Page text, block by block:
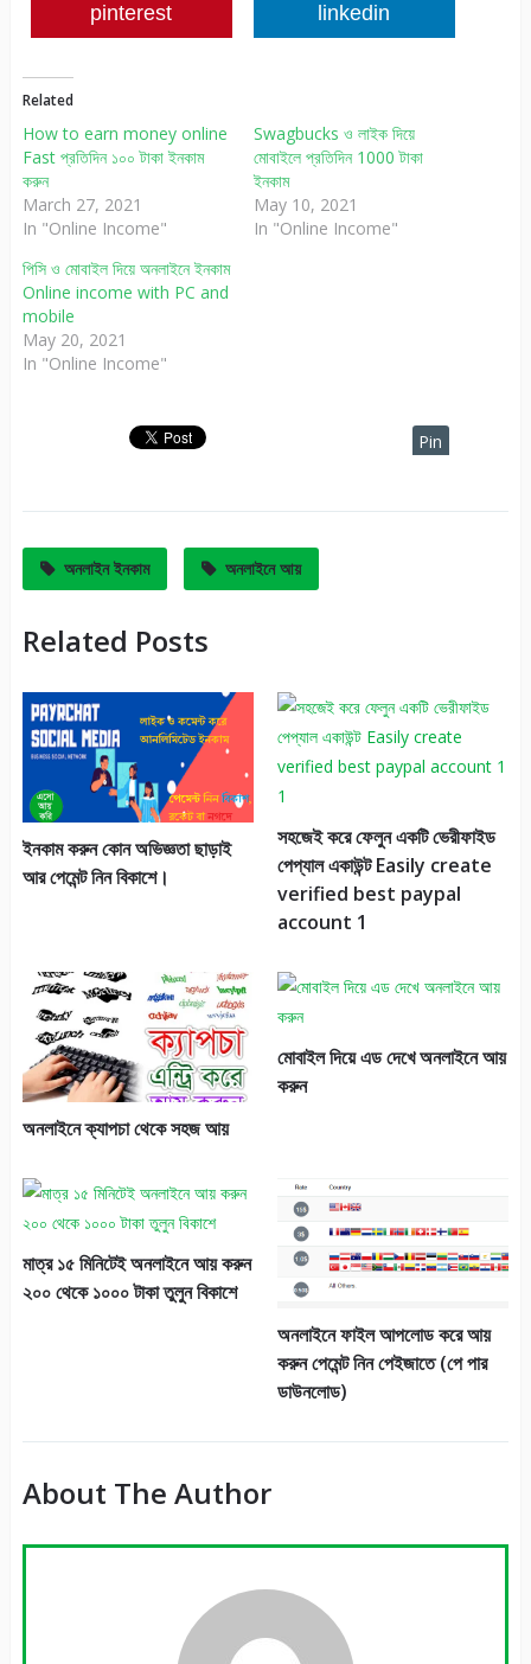
pinterest linkedin
Related
How to earn money online
Fast প্রতিদিন ১০০ টাকা ইনকাম
করুন
March 27, 2021
In "Online Income"
Swagbucks ও লাইক দিয়ে
মোবাইলে প্রতিদিন 1000 টাকা
ইনকাম
May 10, 2021
In "Online Income"
পিসি ও মোবাইল দিয়ে অনলাইনে ইনকাম
Online income with PC and
mobile
May 20, 2021
In "Online Income"
Pin
অনলাইন ইনকাম অনলাইনে আয়
Related Posts
ইনকাম করুন কোন অভিজ্ঞতা ছাড়াই
আর পেমেন্ট নিন বিকাশে।
সহজেই করে ফেলুন একটি ভেরীফাইড
পেপ্যাল একাউন্ট Easily create
verified best paypal
account 1
অনলাইনে ক্যাপচা থেকে সহজ আয়
মোবাইল দিয়ে এড দেখে অনলাইনে আয়
করুন
মাত্র ১৫ মিনিটেই অনলাইনে আয় করুন
২০০ থেকে ১০০০ টাকা তুলুন বিকাশে
অনলাইনে ফাইল আপলোড করে আয়
করুন পেমেন্ট নিন পেইজাতে (পে পার
ডাউনলোড)
About The Author